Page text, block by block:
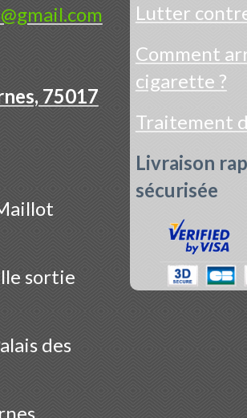
75017
sortie
des
Lutter
Comment
cigarette ?
Traitement
Livraison
sécurisée